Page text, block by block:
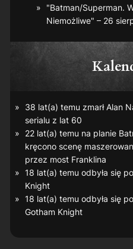
"Batman/Superman.
Niemożliwe" – 26
38 lat(a) temu zmarł Alan
serialu z lat 60
22 lat(a) temu na planie
kręcono scenę
przez most Franklina
18 lat(a) temu odbyła się
Knight
18 lat(a) temu odbyła się
Gotham Knight